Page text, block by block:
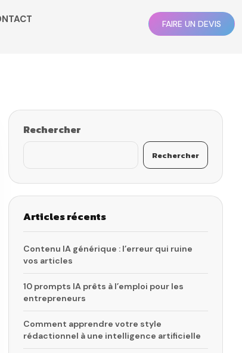
FAIRE UN DEVIS
Rechercher
Rechercher
Articles récents
Contenu IA générique : l’erreur qui ruine
vos articles
10 prompts IA prêts à l’emploi pour les
entrepreneurs
Comment apprendre votre style
rédactionnel à une intelligence artificielle